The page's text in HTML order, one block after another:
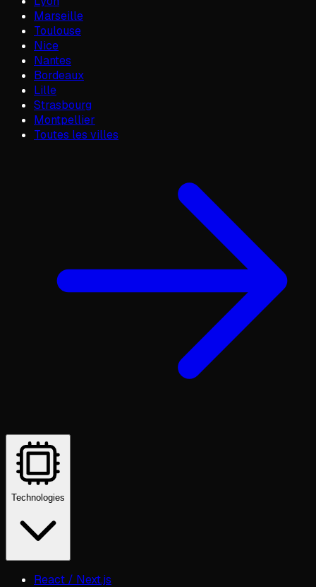
Marseille
Toulouse
Nice
Nantes
Bordeaux
Lille
Strasbourg
Montpellier
Toutes les villes
Technologies
React / Next.js